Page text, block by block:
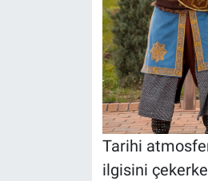
Tarihi
ilgisini